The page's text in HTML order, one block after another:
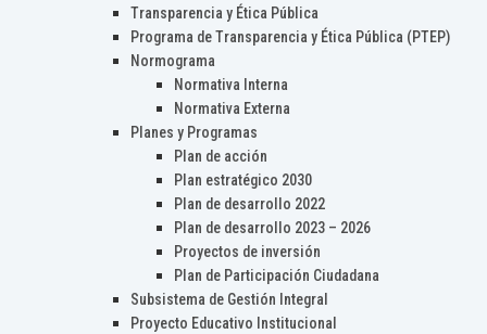
Transparencia y Ética Pública
Programa de Transparencia y Ética Pública (PTEP)
Normograma
Normativa Interna
Normativa Externa
Planes y Programas
Plan de acción
Plan estratégico 2030
Plan de desarrollo 2022
Plan de desarrollo 2023 – 2026
Proyectos de inversión
Plan de Participación Ciudadana
Subsistema de Gestión Integral
Proyecto Educativo Institucional